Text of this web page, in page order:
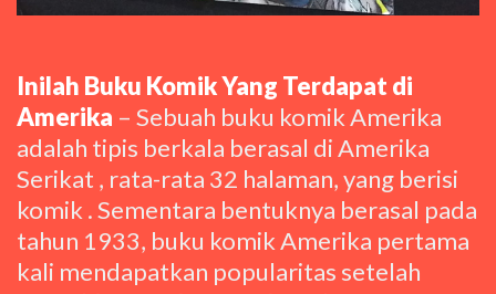
Inilah Buku Komik Yang Terdapat di
Amerika – Sebuah buku komik Amerika
adalah tipis berkala berasal di Amerika
Serikat , rata-rata 32 halaman, yang berisi
komik . Sementara bentuknya berasal pada
tahun 1933, buku komik Amerika pertama
kali mendapatkan popularitas setelah